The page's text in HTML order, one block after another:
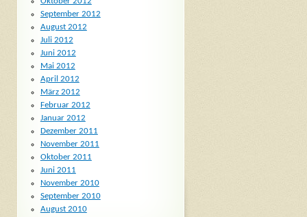
September 2012
August 2012
Juli 2012
Juni 2012
Mai 2012
April 2012
März 2012
Februar 2012
Januar 2012
Dezember 2011
November 2011
Oktober 2011
Juni 2011
November 2010
September 2010
August 2010